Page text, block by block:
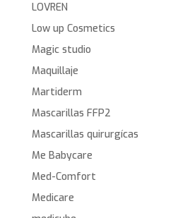
LOVREN
Low up Cosmetics
Magic studio
Maquillaje
Martiderm
Mascarillas FFP2
Mascarillas quirurgícas
Me Babycare
Med-Comfort
Medicare